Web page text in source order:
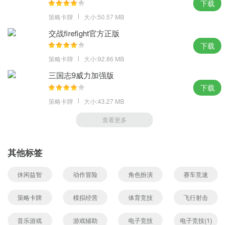
策略卡牌 大小:50.57 MB
下载
交战firefight官方正版
策略卡牌 大小:92.86 MB
下载
三国志9威力加强版
策略卡牌 大小:43.27 MB
下载
查看更多
其他标签
休闲益智 动作冒险 角色扮演 赛车竞速
策略卡牌 模拟经营 体育竞技 飞行射击
音乐游戏 游戏辅助 电子竞技 电子竞技(1)